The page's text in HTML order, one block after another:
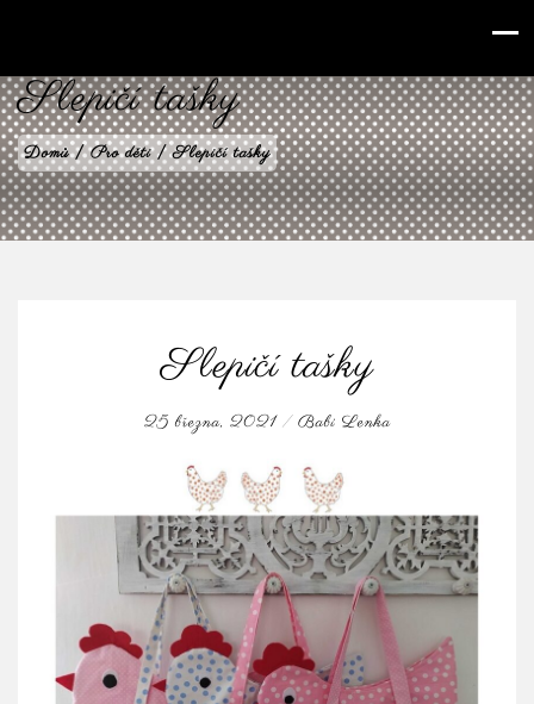
Slepičí tašky
Domů|Pro děti |Slepičí tašky
Slepičí tašky
25 března, 2021/ Babi Lenka